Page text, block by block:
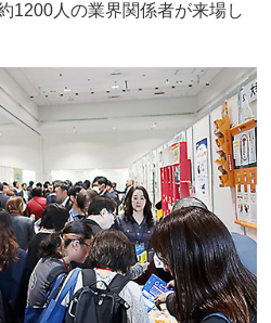
1200人の業界関係者が来場し